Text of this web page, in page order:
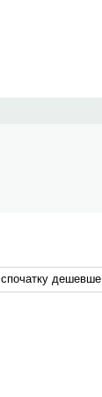
спочатку дешевше